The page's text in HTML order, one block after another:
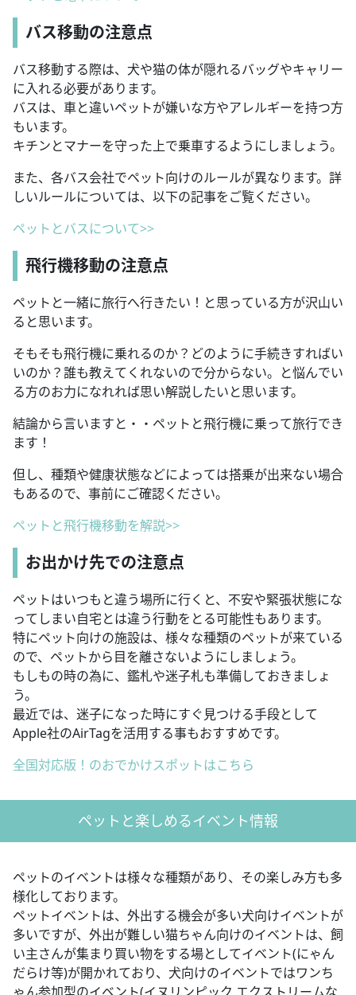
バス移動の注意点
バス移動する際は、犬や猫の体が隠れるバッグやキャリー
に入れる必要があります。
バスは、車と違いペットが嫌いな方やアレルギーを持つ方
もいます。
キチンとマナーを守った上で乗車するようにしましょう。
また、各バス会社でペット向けのルールが異なります。詳
しいルールについては、以下の記事をご覧ください。
ペットとバスについて>>
飛行機移動の注意点
ペットと一緒に旅行へ行きたい！と思っている方が沢山い
ると思います。
そもそも飛行機に乗れるのか？どのように手続きすればい
いのか？誰も教えてくれないので分からない。と悩んでい
る方のお力になれれば思い解説したいと思います。
結論から言いますと・・ペットと飛行機に乗って旅行でき
ます！
但し、種類や健康状態などによっては搭乗が出来ない場合
もあるので、事前にご確認ください。
ペットと飛行機移動を解説>>
お出かけ先での注意点
ペットはいつもと違う場所に行くと、不安や緊張状態にな
ってしまい自宅とは違う行動をとる可能性もあります。
特にペット向けの施設は、様々な種類のペットが来ている
ので、ペットから目を離さないようにしましょう。
もしもの時の為に、鑑札や迷子札も準備しておきましょ
う。
最近では、迷子になった時にすぐ見つける手段として
Apple社のAirTagを活用する事もおすすめです。
全国対応版！のおでかけスポットはこちら
ペットと楽しめるイベント情報
ペットのイベントは様々な種類があり、その楽しみ方も多
様化しております。
ペットイベントは、外出する機会が多い犬向けイベントが
多いですが、外出が難しい猫ちゃん向けのイベントは、飼
い主さんが集まり買い物をする場としてイベント(にゃん
だらけ等)が開かれており、犬向けのイベントではワンち